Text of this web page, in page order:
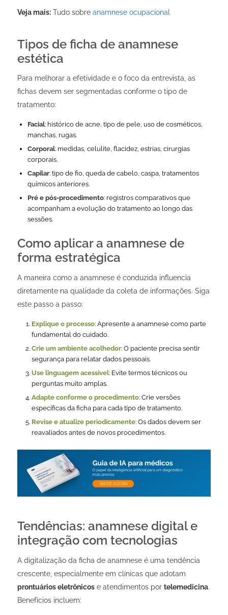
Veja mais:Tudo sobre anamnese ocupacional
Tipos de ficha de anamnese
estética
Para melhorar a efetividade e o foco da entrevista, as
fichas devem ser segmentadas conforme o tipo de
tratamento:
Facial: histórico de acne, tipo de pele, uso de cosméticos,
manchas, rugas.
Corporal: medidas, celulite, flacidez, estrias, cirurgias
corporais.
Capilar: tipo de fio, queda de cabelo, caspa, tratamentos
químicos anteriores.
Pré e pós-procedimento: registros comparativos que
acompanham a evolução do tratamento ao longo das
sessões.
Como aplicar a anamnese de
forma estratégica
A maneira como a anamnese é conduzida influencia
diretamente na qualidade da coleta de informações. Siga
este passo a passo:
Explique o processo: Apresente a anamnese como parte
fundamental do cuidado.
Crie um ambiente acolhedor: O paciente precisa sentir
segurança para relatar dados pessoais.
Use linguagem acessível: Evite termos técnicos ou
perguntas muito amplas.
Adapte conforme o procedimento: Crie versões
específicas da ficha para cada tipo de tratamento.
Revise e atualize periodicamente: Os dados devem ser
reavaliados antes de novos procedimentos.
Tendências: anamnese digital e
integração com tecnologias
A digitalização da ficha de anamnese é uma tendência
crescente, especialmente em clínicas que adotam
prontuários eletrônicose atendimentos por telemedicina.
Benefícios incluem: